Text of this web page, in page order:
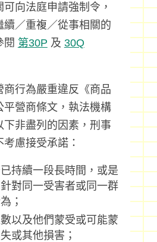
向法庭申請強制令，
續／重複／從事相關的
閱 第30P 及 30Q
商行為嚴重違反《商品
平營商條文，執法機構
下非盡列的因素，刑事
慮接受承諾：
持續一段長時間，或是
對同一受害者或同一群
；
以及他們蒙受或可能蒙
或其他損害；